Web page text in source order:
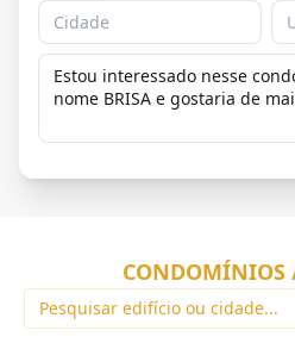
CONDOMÍNIOS